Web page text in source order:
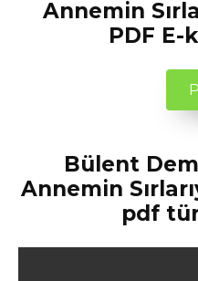
Annemin
PDF
Bülent
Annemin
pdf